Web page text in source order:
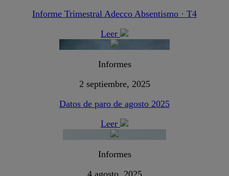
Informe Trimestral Adecco Absentismo · T4
Leer
Informes
2 septiembre, 2025
Datos de paro de agosto 2025
Leer
Informes